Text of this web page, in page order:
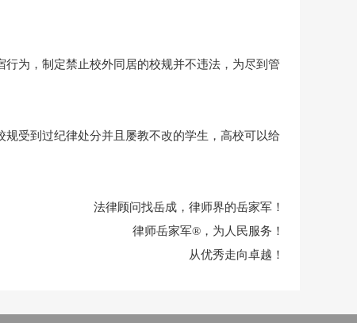
为，制定禁止校外同居的校规并不违法，为尽到管
受到过纪律处分并且屡教不改的学生，高校可以给
法律顾问找岳成，律师界的岳家军！
律师岳家军®，为人民服务！
从优秀走向卓越！